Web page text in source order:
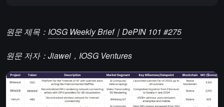
원문 제목： IOSG Weekly Brief｜DePIN 101 #275
원문 저자：Jiawei，IOSG Ventures